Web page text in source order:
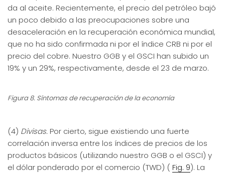
da al aceite. Recientemente, el precio del petróleo bajó
un poco debido a las preocupaciones sobre una
desaceleración en la recuperación económica mundial,
que no ha sido confirmada ni por el índice CRB ni por el
precio del cobre. Nuestro GGB y el GSCI han subido un
19% y un 29%, respectivamente, desde el 23 de marzo.
Figura 8. Síntomas de recuperación de la economía
(4) Divisas. Por cierto, sigue existiendo una fuerte
correlación inversa entre los índices de precios de los
productos básicos (utilizando nuestro GGB o el GSCI) y
el dólar ponderado por el comercio (TWD) ( Fig. 9). La